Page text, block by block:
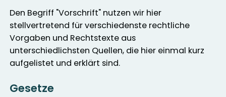
Den Begriff "Vorschrift" nutzen wir hier
stellvertretend für verschiedenste rechtliche
Vorgaben und Rechtstexte aus
unterschiedlichsten Quellen, die hier einmal kurz
aufgelistet und erklärt sind.
Gesetze